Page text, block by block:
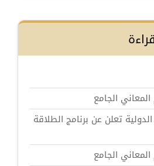
الجامع
تعلن عن برنامج الطلاقة
الجامع